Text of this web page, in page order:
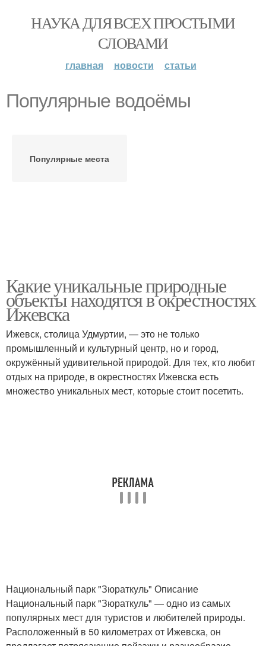
НАУКА ДЛЯ ВСЕХ ПРОСТЫМИ
СЛОВАМИ
главная новости статьи
Популярные водоёмы
Популярные места
Какие уникальные природные
объекты находятся в окрестностях
Ижевска
Ижевск, столица Удмуртии, — это не только
промышленный и культурный центр, но и город,
окружённый удивительной природой. Для тех, кто любит
отдых на природе, в окрестностях Ижевска есть
множество уникальных мест, которые стоит посетить.
Национальный парк "Зюраткуль" Описание
Национальный парк "Зюраткуль" — одно из самых
популярных мест для туристов и любителей природы.
Расположенный в 50 километрах от Ижевска, он